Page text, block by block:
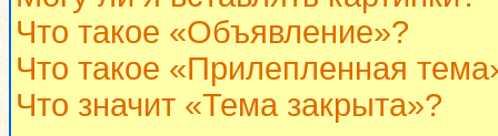
Что такое «Объявление»?
Что такое «Прилепленная
Что значит «Тема закрыта»?